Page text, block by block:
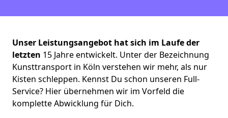
Unser Leistungsangebot hat sich im Laufe der
letzten 15 Jahre entwickelt. Unter der Bezeichnung
Kunsttransport in Köln verstehen wir mehr, als nur
Kisten schleppen. Kennst Du schon unseren Full-
Service? Hier übernehmen wir im Vorfeld die
komplette Abwicklung für Dich.